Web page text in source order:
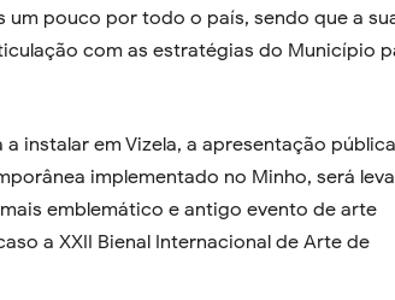
um pouco por todo o país, sendo que a
com as estratégias do Município
instalar em Vizela, a apresentação
implementado no Minho, será
emblemático e antigo evento de arte
a XXII Bienal Internacional de Arte de